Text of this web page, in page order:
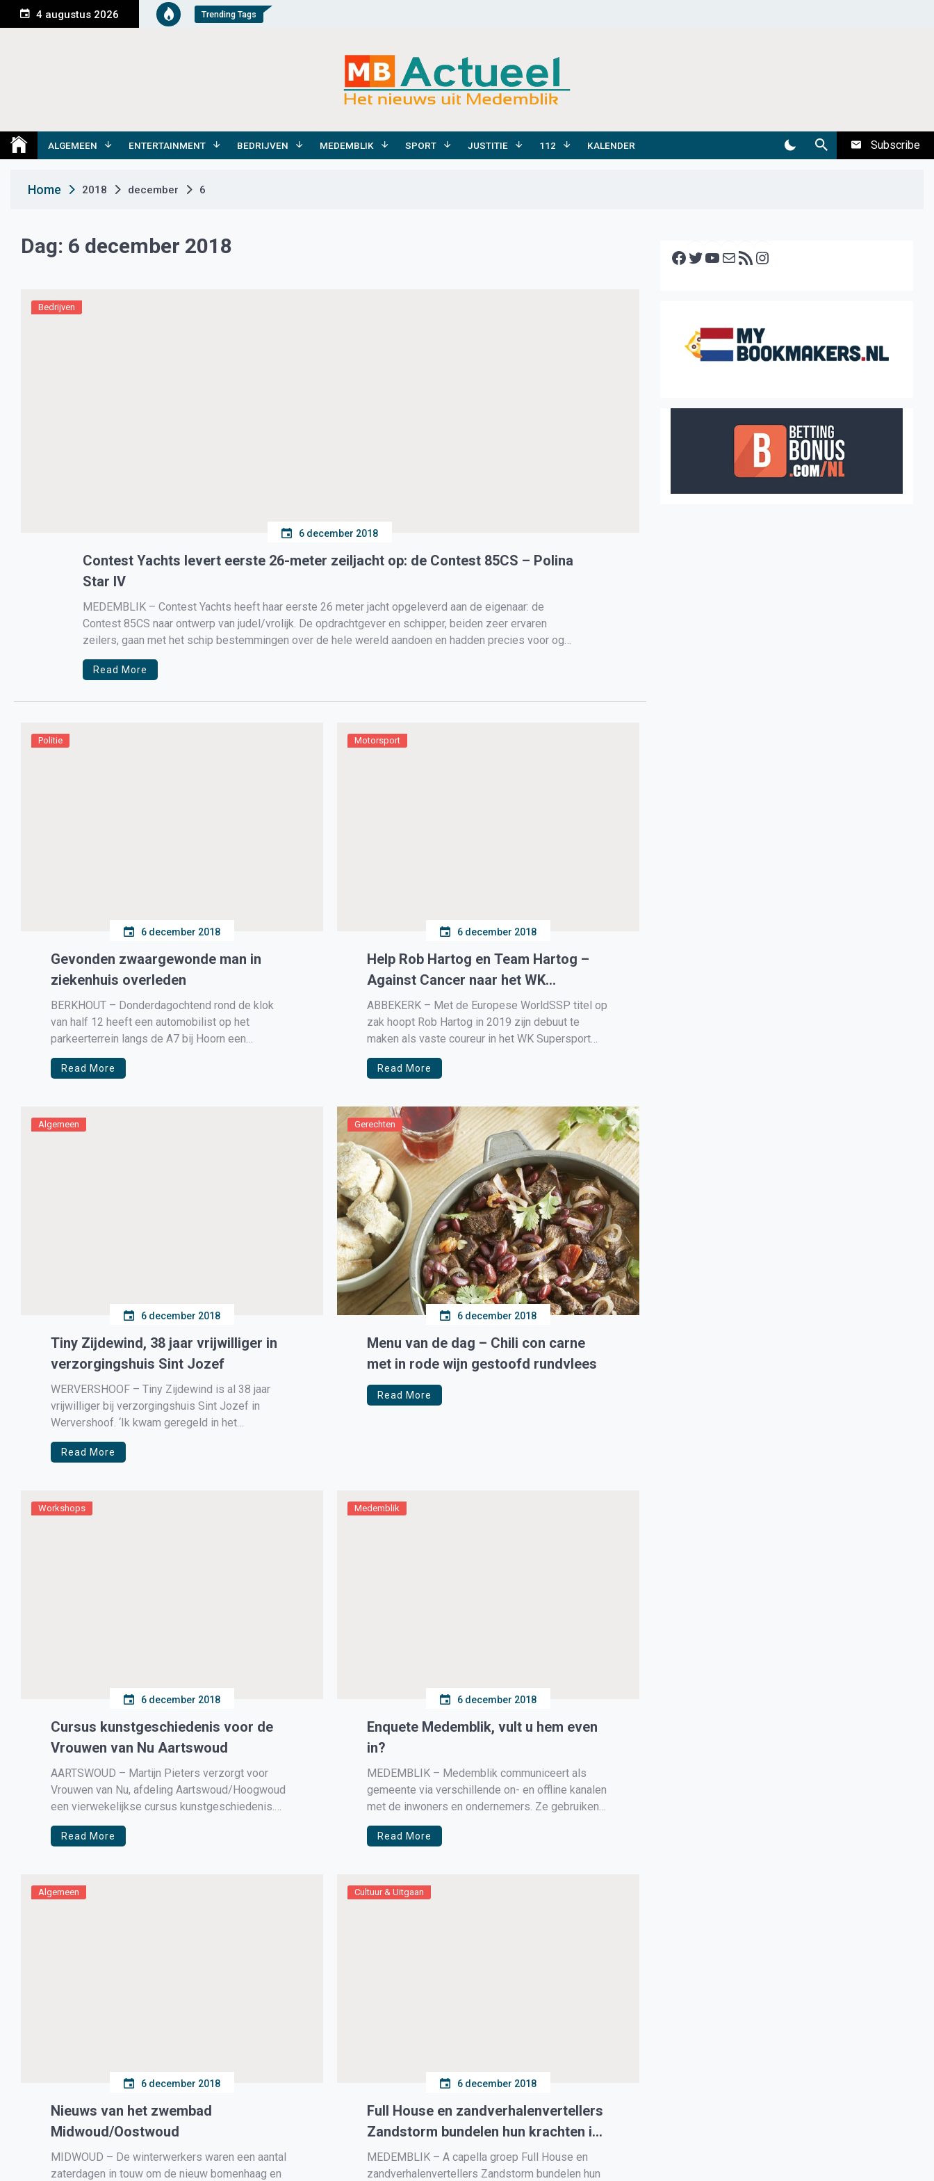
n
e
4 augustus 2026 Trending Tags
Medemblik Actueel
ALGEMEEN ENTERTAINMENT BEDRIJVEN MEDEMBLIK SPORT JUSTITIE 112 KALENDER Subscribe
Home 2018 december 6
Dag: 6 december 2018
Bedrijven
6 december 2018
Contest Yachts levert eerste 26-meter zeiljacht op: de Contest 85CS – Polina
Star IV
MEDEMBLIK – Contest Yachts heeft haar eerste 26 meter jacht opgeleverd aan de eigenaar: de
Contest 85CS naar ontwerp van judel/vrolijk. De opdrachtgever en schipper, beiden zeer ervaren
zeilers, gaan met het schip bestemmingen over de hele wereld aandoen en hadden precies voor ogen
waar het jacht aan moest voldoen. […]
Read More
Politie
6 december 2018
Gevonden zwaargewonde man in
ziekenhuis overleden
BERKHOUT – Donderdagochtend rond de klok
van half 12 heeft een automobilist op het
parkeerterrein langs de A7 bij Hoorn een
zwaargewonde man gevonden. De man heeft
direct 112 gebeld waarna de zwaargewonde man
sporenonderzoek maar willen […]
Read More
Motorsport
6 december 2018
Help Rob Hartog en Team Hartog –
Against Cancer naar het WK
Supersport
ABBEKERK – Met de Europese WorldSSP titel op
zak hoopt Rob Hartog in 2019 zijn debuut te
maken als vaste coureur in het WK Supersport
kampioenschap. De toelating om met Team
Hartog – Against Cancer van start te gaan is er,
Read More
Algemeen
6 december 2018
Tiny Zijdewind, 38 jaar vrijwilliger in
verzorgingshuis Sint Jozef
WERVERSHOOF – Tiny Zijdewind is al 38 jaar
vrijwilliger bij verzorgingshuis Sint Jozef in
Wervershoof. ‘Ik kwam geregeld in het
verzorgingshuis vanwege mijn schoonvader die
daar woonde. Toen heette dat nog het
[…]
Read More
Gerechten
6 december 2018
Menu van de dag – Chili con carne
met in rode wijn gestoofd rundvlees
Read More
Workshops
6 december 2018
Cursus kunstgeschiedenis voor de
Vrouwen van Nu Aartswoud
AARTSWOUD – Martijn Pieters verzorgt voor
Vrouwen van Nu, afdeling Aartswoud/Hoogwoud
een vierwekelijkse cursus kunstgeschiedenis.
Een aantal verschillende onderwerpen komen aan
bod. Wie belangstelling heeft, graag aanmelden
worden. Onderwerpen: zaterdag 2
Read More
Medemblik
6 december 2018
Enquete Medemblik, vult u hem even
in?
MEDEMBLIK – Medemblik communiceert als
gemeente via verschillende on- en offline kanalen
met de inwoners en ondernemers. Ze gebruiken
hiervoor een aantal communicatiemiddelen. Denk
aan: website, digitale nieuwsbrief, de krant, maar
En waar liggen kansen voor verbetering? […]
Read More
Algemeen
6 december 2018
Nieuws van het zwembad
Midwoud/Oostwoud
MIDWOUD – De winterwerkers waren een aantal
zaterdagen in touw om de nieuw bomenhaag en
Cultuur & Uitgaan
6 december 2018
Full House en zandverhalenvertellers
Zandstorm bundelen hun krachten in
de bijzondere voorstelling
MEDEMBLIK – A capella groep Full House en
zandverhalenvertellers Zandstorm bundelen hun
Facebook Twitter YouTube E-mail RSS feed